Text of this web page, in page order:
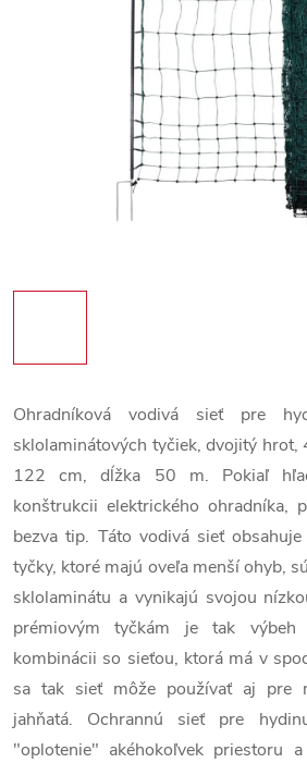
Ohradníková vodivá sieť pre
sklolaminátových tyčiek, dvojitý hrot,
122 cm, dĺžka 50 m. Pokiaľ
konštrukcii elektrického ohradníka,
bezva tip. Táto vodivá sieť obsahuje
tyčky, ktoré majú oveľa menší ohyb,
sklolaminátu a vynikajú svojou
prémiovým tyčkám je tak výbeh
kombinácii so sieťou, ktorá má v
sa tak sieť môže používať aj pre
jahňatá. Ochrannú sieť pre
"oplotenie" akéhokoľvek priestoru